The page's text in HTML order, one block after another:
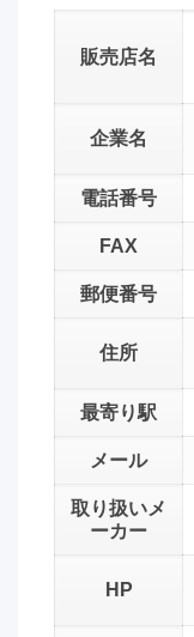
販売店名
企業名
電話番号
FAX
郵便番号
住所
最寄り駅
メール
取り扱いメ
ーカー
HP